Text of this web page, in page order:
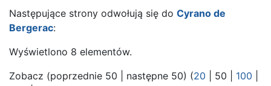
Następujące strony odwołują się do Cyrano de
Bergerac:
Wyświetlono 8 elementów.
Zobacz (poprzednie 50 następne 50) (20 50 100